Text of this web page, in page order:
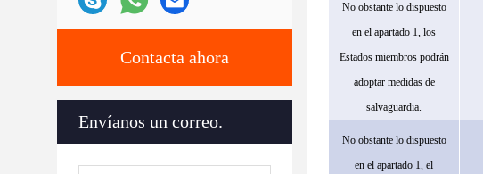
Contacta ahora
Envíanos un correo.
No obstante lo dispuesto
en el apartado 1, los
Estados miembros podrán
adoptar medidas de
salvaguardia.
No obstante lo dispuesto
en el apartado 1, el